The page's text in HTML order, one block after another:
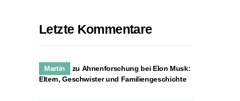
Letzte Kommentare
Martin zu Ahnenforschung bei Elon Musk:
Eltern, Geschwister und Familiengeschichte